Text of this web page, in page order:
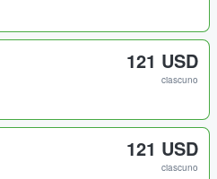
121 USD
ciascuno
121 USD
ciascuno